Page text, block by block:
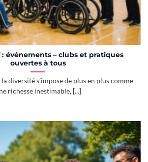
événements – clubs et pratiques
ouvertes à tous
diversité s’impose de plus en plus comme
richesse inestimable, [...]